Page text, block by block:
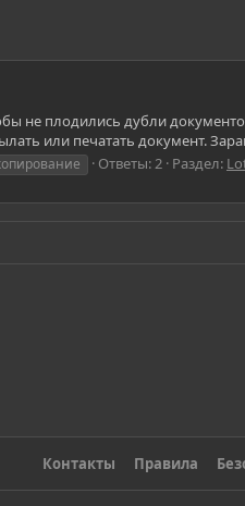
не плодились дубли
или печатать документ.
Ответы: 2 Раздел:
Контакты Правила